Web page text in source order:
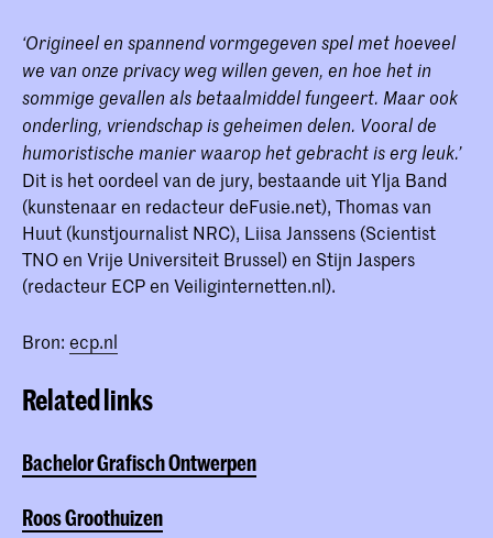
‘Origineel en spannend vormgegeven spel met hoeveel
we van onze privacy weg willen geven, en hoe het in
sommige gevallen als betaalmiddel fungeert. Maar ook
onderling, vriendschap is geheimen delen. Vooral de
humoristische manier waarop het gebracht is erg leuk.’
Dit is het oordeel van de jury, bestaande uit Ylja Band
(kunstenaar en redacteur deFusie.net), Thomas van
Huut (kunstjournalist NRC), Liisa Janssens (Scientist
TNO en Vrije Universiteit Brussel) en Stijn Jaspers
(redacteur ECP en Veiliginternetten.nl).
Bron: ecp.nl
Related links
Bachelor Grafisch Ontwerpen
Roos Groothuizen